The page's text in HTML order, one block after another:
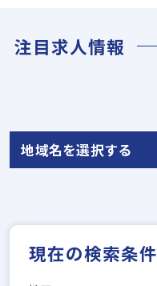
注目求人情報
地域名を選択する
現在の検索条件